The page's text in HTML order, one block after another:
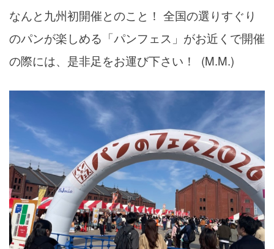
なんと九州初開催とのこと！ 全国の選りすぐり
のパンが楽しめる「パンフェス」がお近くで開催
の際には、是非足をお運び下さい！ (M.M.)